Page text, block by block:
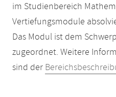
im Studienbereich
Vertiefungsmodule
Das Modul ist dem
zugeordnet. Weitere
sind der